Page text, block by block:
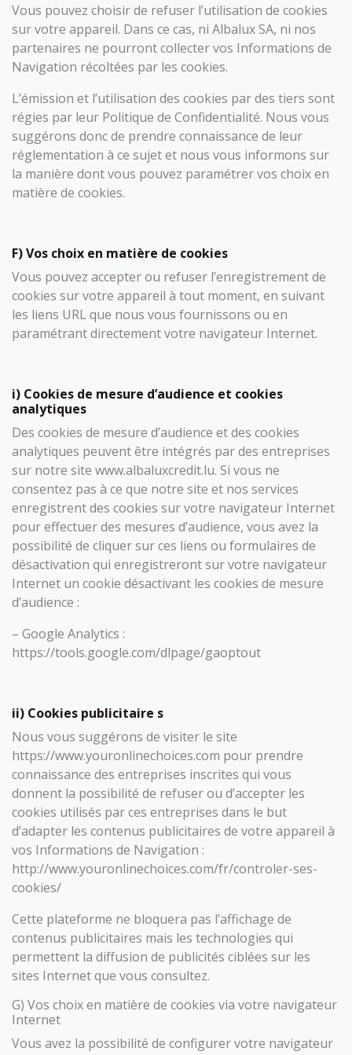
Vous pouvez choisir de refuser l’utilisation de cookies
sur votre appareil. Dans ce cas, ni Albalux SA, ni nos
partenaires ne pourront collecter vos Informations de
Navigation récoltées par les cookies.
L’émission et l’utilisation des cookies par des tiers sont
régies par leur Politique de Confidentialité. Nous vous
suggérons donc de prendre connaissance de leur
réglementation à ce sujet et nous vous informons sur
la manière dont vous pouvez paramétrer vos choix en
matière de cookies.
F) Vos choix en matière de cookies
Vous pouvez accepter ou refuser l’enregistrement de
cookies sur votre appareil à tout moment, en suivant
les liens URL que nous vous fournissons ou en
paramétrant directement votre navigateur Internet.
i) Cookies de mesure d’audience et cookies
analytiques
Des cookies de mesure d’audience et des cookies
analytiques peuvent être intégrés par des entreprises
sur notre site www.albaluxcredit.lu. Si vous ne
consentez pas à ce que notre site et nos services
enregistrent des cookies sur votre navigateur Internet
pour effectuer des mesures d’audience, vous avez la
possibilité de cliquer sur ces liens ou formulaires de
désactivation qui enregistreront sur votre navigateur
Internet un cookie désactivant les cookies de mesure
d’audience :
– Google Analytics :
https://tools.google.com/dlpage/gaoptout
ii) Cookies publicitaire s
Nous vous suggérons de visiter le site
https://www.youronlinechoices.com pour prendre
connaissance des entreprises inscrites qui vous
donnent la possibilité de refuser ou d’accepter les
cookies utilisés par ces entreprises dans le but
d’adapter les contenus publicitaires de votre appareil à
vos Informations de Navigation :
http://www.youronlinechoices.com/fr/controler-ses-
cookies/
Cette plateforme ne bloquera pas l’affichage de
contenus publicitaires mais les technologies qui
permettent la diffusion de publicités ciblées sur les
sites Internet que vous consultez.
G) Vos choix en matière de cookies via votre navigateur
Internet
Vous avez la possibilité de configurer votre navigateur